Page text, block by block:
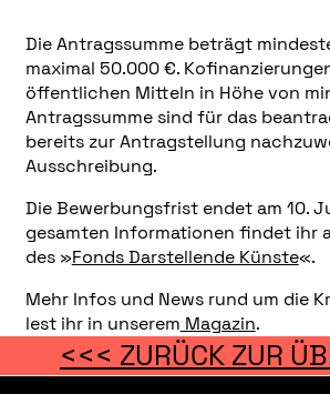
Die Antragssumme beträgt
maximal 50.000 €.
öffentlichen Mitteln in Höhe von
Antragssumme sind für das
bereits zur Antragstellung
Ausschreibung.
Die Bewerbungsfrist endet am 10.
gesamten Informationen findet ihr
des »Fonds Darstellende Künste«.
Mehr Infos und News rund um die
lest ihr in unserem Magazin.
<<< ZURÜCK ZUR